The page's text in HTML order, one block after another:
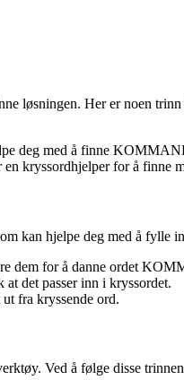
løsningen. Her er noen
deg med å finne
kryssordhjelper for å finne
kan hjelpe deg med å fylle
dem for å danne ordet
det passer inn i kryssordet.
fra kryssende ord.
Ved å følge disse